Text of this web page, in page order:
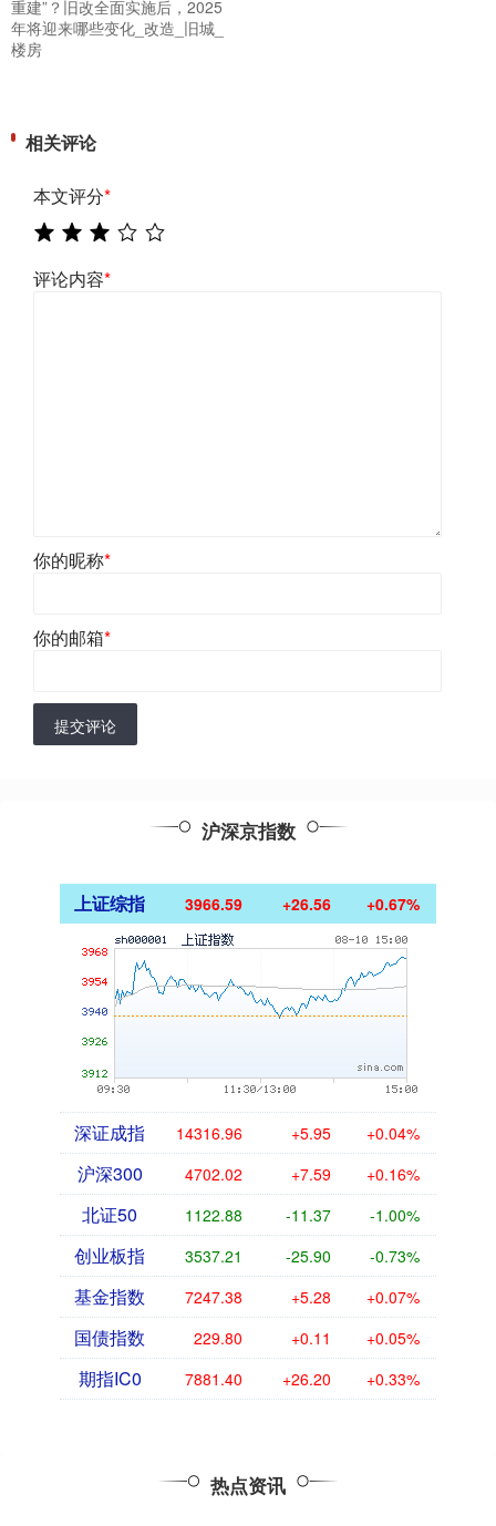
重建”？旧改全面实施后，2025
年将迎来哪些变化_改造_旧城_
楼房
相关评论
本文评分*
评论内容*
你的昵称*
你的邮箱*
提交评论
沪深京指数
上证综指 3966.59 +26.56 +0.67%
深证成指 14316.96 +5.95 +0.04%
沪深300 4702.02 +7.59 +0.16%
北证50 1122.88 -11.37 -1.00%
创业板指 3537.21 -25.90 -0.73%
基金指数 7247.38 +5.28 +0.07%
国债指数 229.80 +0.11 +0.05%
期指IC0 7881.40 +26.20 +0.33%
热点资讯